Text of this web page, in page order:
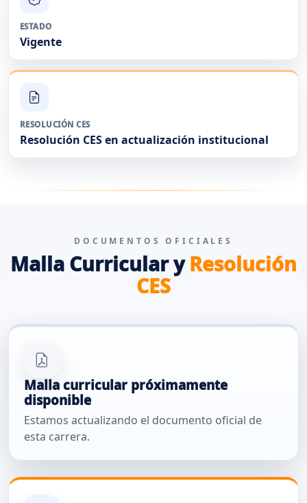
ESTADO
Vigente
RESOLUCIÓN CES
Resolución CES en actualización institucional
DOCUMENTOS OFICIALES
Malla Curricular yResolución
CES
Malla curricular próximamente
disponible
Estamos actualizando el documento oficial de
esta carrera.